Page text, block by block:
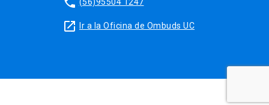
launch Ir a la Oficina de Ombuds UC